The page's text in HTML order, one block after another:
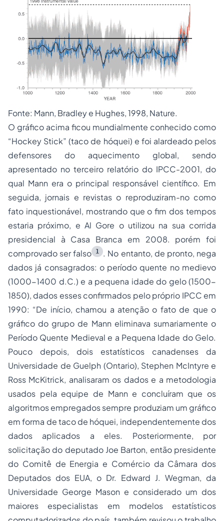
Fonte: Mann, Bradley e Hughes, 1998, Nature.
O gráfico acima ficou mundialmente conhecido como
“Hockey Stick” (taco de hóquei) e foi alardeado pelos
defensores do aquecimento global, sendo
apresentado no terceiro relatório do IPCC-2001, do
qual Mann era o principal responsável científico. Em
seguida, jornais e revistas o reproduziram-no como
fato inquestionável, mostrando que o fim dos tempos
estaria próximo, e Al Gore o utilizou na sua corrida
presidencial à Casa Branca em 2008. porém foi
comprovado ser falso
1
. No entanto, de pronto, nega
dados já consagrados: o período quente no medievo
(1000-1400 d.C.) e a pequena idade do gelo (1500-
1850), dados esses confirmados pelo próprio IPCC em
1990: “De início, chamou a atenção o fato de que o
gráfico do grupo de Mann eliminava sumariamente o
Período Quente Medieval e a Pequena Idade do Gelo.
Pouco depois, dois estatísticos canadenses da
Universidade de Guelph (Ontario), Stephen McIntyre e
Ross McKitrick, analisaram os dados e a metodologia
usados pela equipe de Mann e concluíram que os
algoritmos empregados sempre produziam um gráfico
em forma de taco de hóquei, independentemente dos
dados aplicados a eles. Posteriormente, por
solicitação do deputado Joe Barton, então presidente
do Comitê de Energia e Comércio da Câmara dos
Deputados dos EUA, o Dr. Edward J. Wegman, da
Universidade George Mason e considerado um dos
maiores especialistas em modelos estatísticos